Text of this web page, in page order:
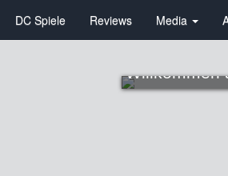
DC Spiele Reviews Media
Willkommen